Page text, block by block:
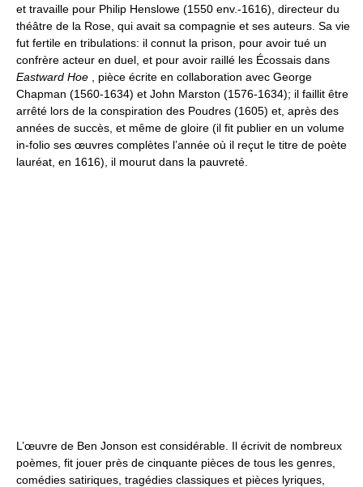
et travaille pour Philip Henslowe (1550 env.-1616), directeur du
théâtre de la Rose, qui avait sa compagnie et ses auteurs. Sa vie
fut fertile en tribulations: il connut la prison, pour avoir tué un
confrère acteur en duel, et pour avoir raillé les Écossais dans
Eastward Hoe , pièce écrite en collaboration avec George
Chapman (1560-1634) et John Marston (1576-1634); il faillit être
arrêté lors de la conspiration des Poudres (1605) et, après des
années de succès, et même de gloire (il fit publier en un volume
in-folio ses œuvres complètes l’année où il reçut le titre de poète
lauréat, en 1616), il mourut dans la pauvreté.
L’œuvre de Ben Jonson est considérable. Il écrivit de nombreux
poèmes, fit jouer près de cinquante pièces de tous les genres,
comédies satiriques, tragédies classiques et pièces lyriques,